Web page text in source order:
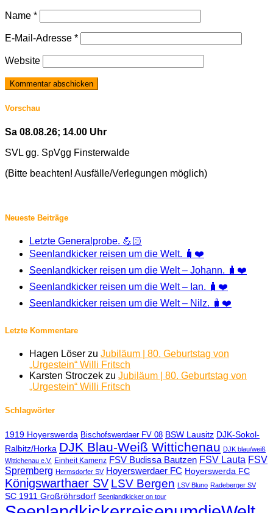
Name *
E-Mail-Adresse *
Website
Vorschau
Sa 08.08.26; 14.00 Uhr
SVL gg. SpVgg Finsterwalde
(Bitte beachten! Ausfälle/Verlegungen möglich)
Neueste Beiträge
Letzte Generalprobe. 💪🏻
Seenlandkicker reisen um die Welt. 🧳❤️
Seenlandkicker reisen um die Welt – Johann. 🧳❤️
Seenlandkicker reisen um die Welt – Ian. 🧳❤️
Seenlandkicker reisen um die Welt – Nilz. 🧳❤️
Letzte Kommentare
Hagen Löser zu Jubiläum | 80. Geburtstag von
„Urgestein“ Willi Fritsch
Karsten Stroczek zu Jubiläum | 80. Geburtstag von
„Urgestein“ Willi Fritsch
Schlagwörter
1919 Hoyerswerda Bischofswerdaer FV 08 BSW Lausitz DJK-Sokol-
Ralbitz/Horka DJK Blau-Weiß Wittichenau DJK blau/weiß
Wittichenau e.V. Einheit Kamenz FSV Budissa Bautzen FSV Lauta FSV
Spremberg Hermsdorfer SV Hoyerswerdaer FC Hoyerswerda FC
Königswarthaer SV LSV Bergen LSV Bluno Radeberger SV
SC 1911 Großröhrsdorf Seenlandkicker on tour